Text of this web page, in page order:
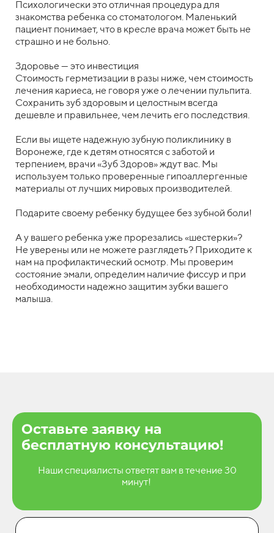
Психологически это отличная процедура для
знакомства ребенка со стоматологом. Маленький
пациент понимает, что в кресле врача может быть не
страшно и не больно.
Здоровье — это инвестиция
Стоимость герметизации в разы ниже, чем стоимость
лечения кариеса, не говоря уже о лечении пульпита.
Сохранить зуб здоровым и целостным всегда
дешевле и правильнее, чем лечить его последствия.
Если вы ищете надежную зубную поликлинику в
Воронеже, где к детям относятся с заботой и
терпением, врачи «Зуб Здоров» ждут вас. Мы
используем только проверенные гипоаллергенные
материалы от лучших мировых производителей.
Подарите своему ребенку будущее без зубной боли!
А у вашего ребенка уже прорезались «шестерки»?
Не уверены или не можете разглядеть? Приходите к
нам на профилактический осмотр. Мы проверим
состояние эмали, определим наличие фиссур и при
необходимости надежно защитим зубки вашего
малыша.
Оставьте заявку на
бесплатную консультацию!
Наши специалисты ответят вам в течение 30
минут!